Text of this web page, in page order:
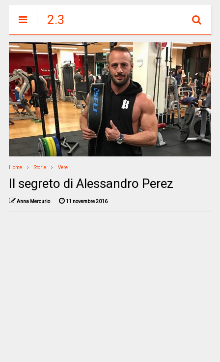
2.3
Home Storie Vere
Il segreto di Alessandro Perez
Anna Mercurio 11 novembre 2016